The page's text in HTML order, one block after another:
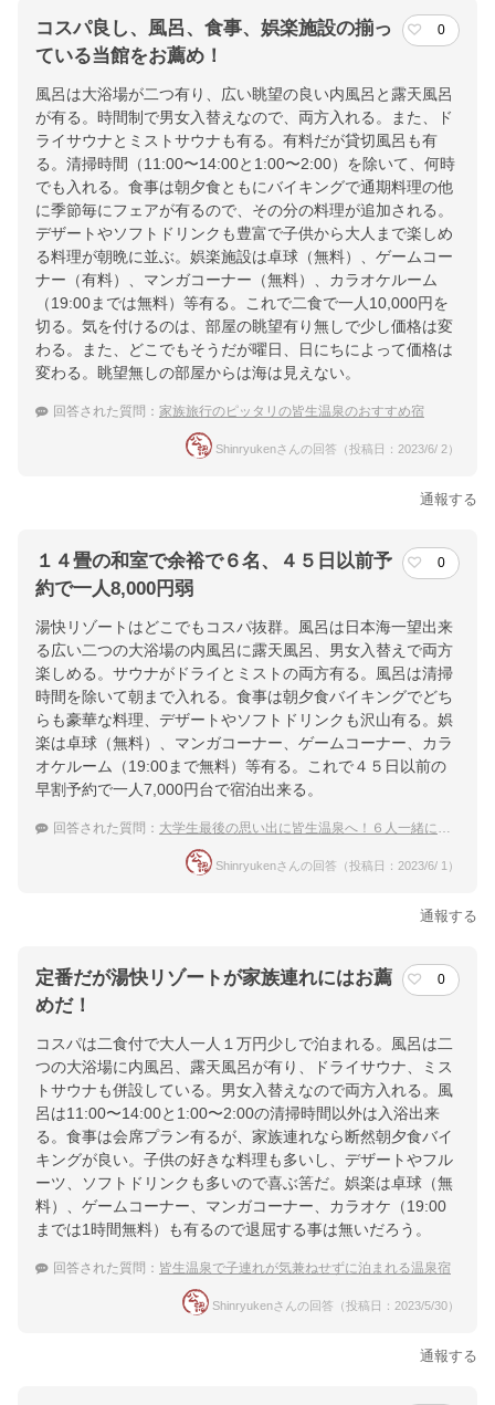
コスパ良し、風呂、食事、娯楽施設の揃っ
ている当館をお薦め！
0
風呂は大浴場が二つ有り、広い眺望の良い内風呂と露天風呂
が有る。時間制で男女入替えなので、両方入れる。また、ド
ライサウナとミストサウナも有る。有料だが貸切風呂も有
る。清掃時間（11:00〜14:00と1:00〜2:00）を除いて、何時
でも入れる。食事は朝夕食ともにバイキングで通期料理の他
に季節毎にフェアが有るので、その分の料理が追加される。
デザートやソフトドリンクも豊富で子供から大人まで楽しめ
る料理が朝晩に並ぶ。娯楽施設は卓球（無料）、ゲームコー
ナー（有料）、マンガコーナー（無料）、カラオケルーム
（19:00までは無料）等有る。これで二食で一人10,000円を
切る。気を付けるのは、部屋の眺望有り無しで少し価格は変
わる。また、どこでもそうだが曜日、日にちによって価格は
変わる。眺望無しの部屋からは海は見えない。
回答された質問： 家族旅行のピッタリの皆生温泉のおすすめ宿
Shinryukenさんの回答（投稿日：2023/6/ 2）
通報する
１４畳の和室で余裕で６名、４５日以前予
約で一人8,000円弱
0
湯快リゾートはどこでもコスパ抜群。風呂は日本海一望出来
る広い二つの大浴場の内風呂に露天風呂、男女入替えで両方
楽しめる。サウナがドライとミストの両方有る。風呂は清掃
時間を除いて朝まで入れる。食事は朝夕食バイキングでどち
らも豪華な料理、デザートやソフトドリンクも沢山有る。娯
楽は卓球（無料）、マンガコーナー、ゲームコーナー、カラ
オケルーム（19:00まで無料）等有る。これで４５日以前の
早割予約で一人7,000円台で宿泊出来る。
回答された質問： 大学生最後の思い出に皆生温泉へ！６人一緒に泊まれる大部屋のある宿を教えてください！
Shinryukenさんの回答（投稿日：2023/6/ 1）
通報する
定番だが湯快リゾートが家族連れにはお薦
めだ！
0
コスパは二食付で大人一人１万円少しで泊まれる。風呂は二
つの大浴場に内風呂、露天風呂が有り、ドライサウナ、ミス
トサウナも併設している。男女入替えなので両方入れる。風
呂は11:00〜14:00と1:00〜2:00の清掃時間以外は入浴出来
る。食事は会席プラン有るが、家族連れなら断然朝夕食バイ
キングが良い。子供の好きな料理も多いし、デザートやフル
ーツ、ソフトドリンクも多いので喜ぶ筈だ。娯楽は卓球（無
料）、ゲームコーナー、マンガコーナー、カラオケ（19:00
までは1時間無料）も有るので退屈する事は無いだろう。
回答された質問： 皆生温泉で子連れが気兼ねせずに泊まれる温泉宿
Shinryukenさんの回答（投稿日：2023/5/30）
通報する